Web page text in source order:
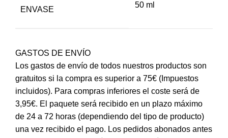
ENVASE
50 ml
GASTOS DE ENVÍO
Los gastos de envío de todos nuestros productos son
gratuitos si la compra es superior a 75€ (Impuestos
incluidos). Para compras inferiores el coste será de
3,95€. El paquete será recibido en un plazo máximo
de 24 a 72 horas (dependiendo del tipo de producto)
una vez recibido el pago. Los pedidos abonados antes